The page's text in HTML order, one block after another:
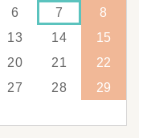
6 7
8
13 14
15
20 21
22
27 28
29